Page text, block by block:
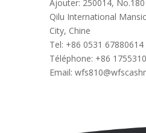
Ajouter: 250014,
Qilu International
City, Chine
Tel: +86 0531 67880614
Téléphone: +86
Email: